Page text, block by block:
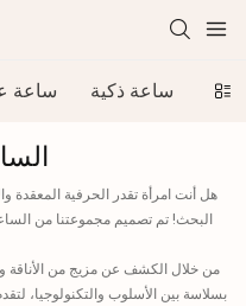
ساعة ساعة ذكية
هل أنت امرأة تقدر الحرفية المعقدة
البحث! تم تصميم مجموعتنا من
من خلال الكشف عن مزيج من الأناقة
بسلاسة بين الأسلوب والتكنولوجيا،